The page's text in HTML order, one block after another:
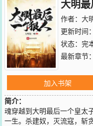
大明
作者： 大
更新时间
状态：完
最新章节：
加入书架
简介：
魂穿越到大明最后一个皇太
一生。杀建奴，灭流寇，斩